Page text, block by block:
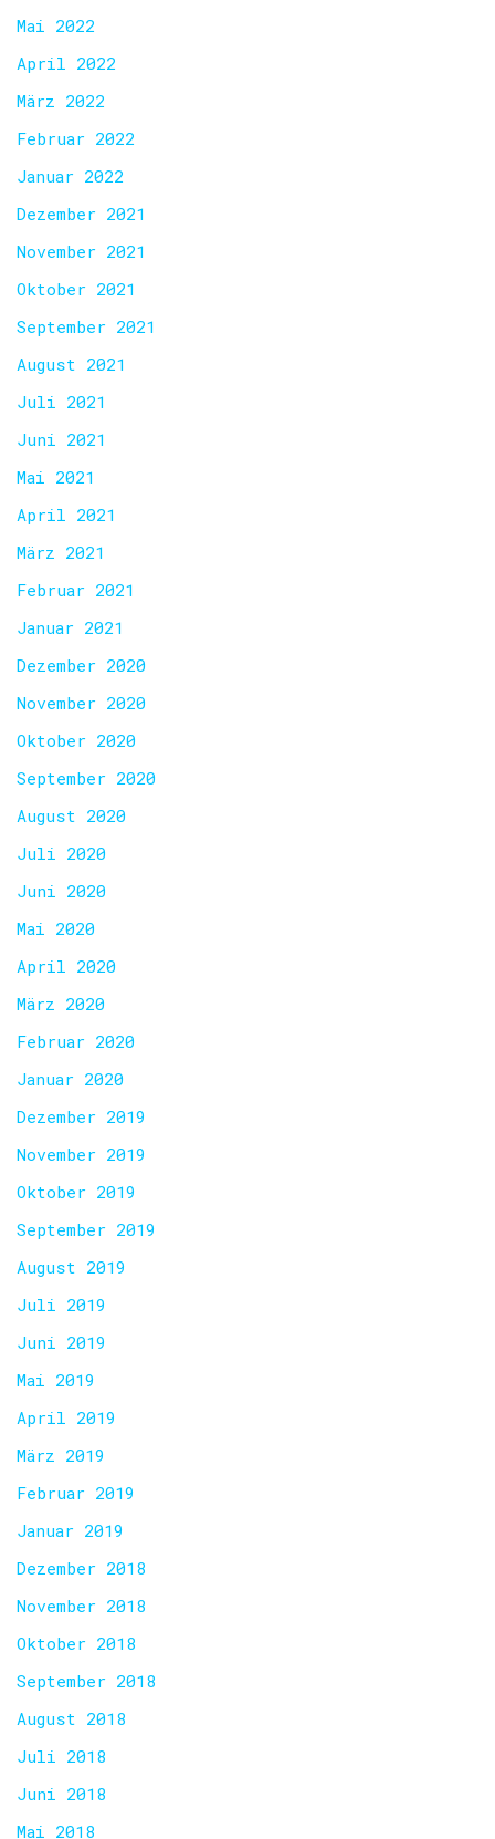
Mai 2022
April 2022
März 2022
Februar 2022
Januar 2022
Dezember 2021
November 2021
Oktober 2021
September 2021
August 2021
Juli 2021
Juni 2021
Mai 2021
April 2021
März 2021
Februar 2021
Januar 2021
Dezember 2020
November 2020
Oktober 2020
September 2020
August 2020
Juli 2020
Juni 2020
Mai 2020
April 2020
März 2020
Februar 2020
Januar 2020
Dezember 2019
November 2019
Oktober 2019
September 2019
August 2019
Juli 2019
Juni 2019
Mai 2019
April 2019
März 2019
Februar 2019
Januar 2019
Dezember 2018
November 2018
Oktober 2018
September 2018
August 2018
Juli 2018
Juni 2018
Mai 2018